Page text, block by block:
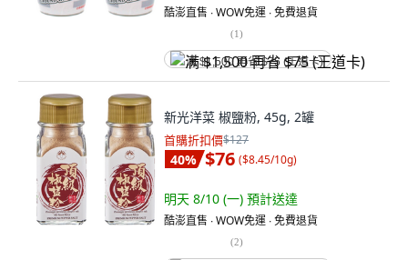
酷澎直售 ∙ WOW免運 ∙ 免費退貨
(1)
满 $1,500 再省 $75 (王道卡)
新光洋菜 椒鹽粉, 45g, 2罐
首購折扣價$127
40% $76 ($8.45/10g)
明天 8/10 (一) 預計送達
酷澎直售 ∙ WOW免運 ∙ 免費退貨
(2)